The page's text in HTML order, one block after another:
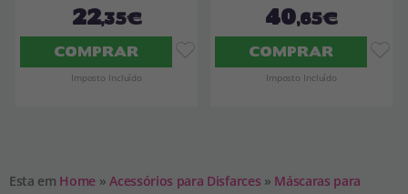
22,35€
COMPRAR
Imposto Incluído
40,65€
COMPRAR
Imposto Incluído
Esta em Home » Acessórios para Disfarces » Máscaras para